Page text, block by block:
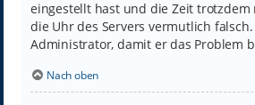
eingestellt hast und die Zeit trotzdem
die Uhr des Servers vermutlich
Administrator, damit er das Problem
Nach oben